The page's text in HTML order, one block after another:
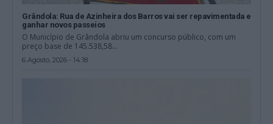
Grândola: Rua de Azinheira dos Barros vai ser repavimentada e
ganhar novos passeios
O Município de Grândola abriu um concurso público, com um
preço base de 145.538,58...
6 Agosto, 2026 - 14:18